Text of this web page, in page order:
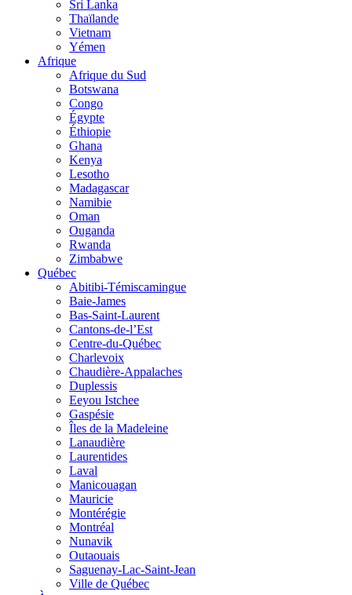
Sri Lanka
Thaïlande
Vietnam
Yémen
Afrique
Afrique du Sud
Botswana
Congo
Égypte
Éthiopie
Ghana
Kenya
Lesotho
Madagascar
Namibie
Oman
Ouganda
Rwanda
Zimbabwe
Québec
Abitibi-Témiscamingue
Baie-James
Bas-Saint-Laurent
Cantons-de-l’Est
Centre-du-Québec
Charlevoix
Chaudière-Appalaches
Duplessis
Eeyou Istchee
Gaspésie
Îles de la Madeleine
Lanaudière
Laurentides
Laval
Manicouagan
Mauricie
Montérégie
Montréal
Nunavik
Outaouais
Saguenay-Lac-Saint-Jean
Ville de Québec